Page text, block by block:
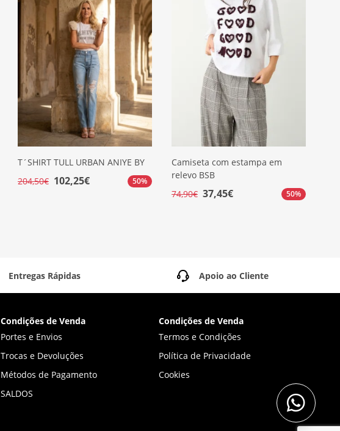
T´SHIRT TULL URBAN ANIYE BY
204,50€ 102,25€ 50%
Camiseta com estampa em
relevo BSB
74,90€ 37,45€ 50%
Entregas Rápidas Apoio ao Cliente
Condições de Venda
Portes e Envios
Trocas e Devoluções
Métodos de Pagamento
SALDOS
Condições de Venda
Termos e Condições
Política de Privacidade
Cookies